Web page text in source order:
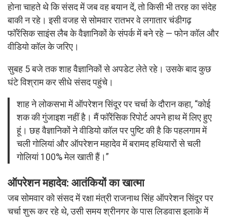
होना चाहते थे कि संसद में जब वह बयान दें, तो किसी भी तरह का संदेह
बाकी न रहे। इसी वजह से सोमवार रातभर वे लगातार चंडीगढ़
फॉरेंसिक साइंस लैब के वैज्ञानिकों के संपर्क में बने रहे — फोन कॉल और
वीडियो कॉल के जरिए।
सुबह 5 बजे तक शाह वैज्ञानिकों से अपडेट लेते रहे। उसके बाद कुछ
घंटे विश्राम कर सीधे संसद पहुंचे।
शाह ने लोकसभा में ऑपरेशन सिंदूर पर चर्चा के दौरान कहा, “कोई
शक की गुंजाइश नहीं है। मैं फॉरेंसिक रिपोर्ट अपने हाथ में लिए हुए
हूं। छह वैज्ञानिकों ने वीडियो कॉल पर पुष्टि की है कि पहलगाम में
चली गोलियां और ऑपरेशन महादेव में बरामद हथियारों से चली
गोलियां 100% मेल खाती हैं।”
ऑपरेशन महादेव: आतंकियों का खात्मा
जब सोमवार को संसद में रक्षा मंत्री राजनाथ सिंह ऑपरेशन सिंदूर पर
चर्चा शुरू कर रहे थे, उसी समय श्रीनगर के पास लिडवास इलाके में